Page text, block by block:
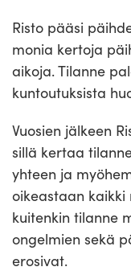
Risto pääsi
monia kertoja
aikoja. Tilanne
kuntoutuksista
Vuosien jälkeen
sillä kertaa
yhteen ja
oikeastaan kaikki
kuitenkin tilanne
ongelmien sekä
erosivat.